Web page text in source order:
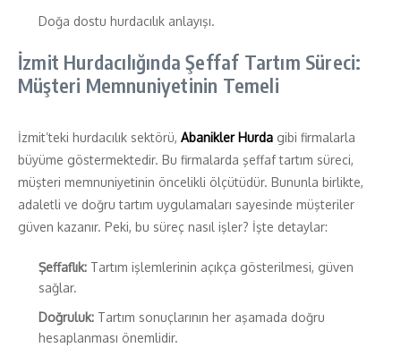
Doğa dostu hurdacılık anlayışı.
İzmit Hurdacılığında Şeffaf Tartım Süreci:
Müşteri Memnuniyetinin Temeli
İzmit’teki hurdacılık sektörü, Abanikler Hurda gibi firmalarla
büyüme göstermektedir. Bu firmalarda şeffaf tartım süreci,
müşteri memnuniyetinin öncelikli ölçütüdür. Bununla birlikte,
adaletli ve doğru tartım uygulamaları sayesinde müşteriler
güven kazanır. Peki, bu süreç nasıl işler? İşte detaylar:
Şeffaflık: Tartım işlemlerinin açıkça gösterilmesi, güven
sağlar.
Doğruluk: Tartım sonuçlarının her aşamada doğru
hesaplanması önemlidir.